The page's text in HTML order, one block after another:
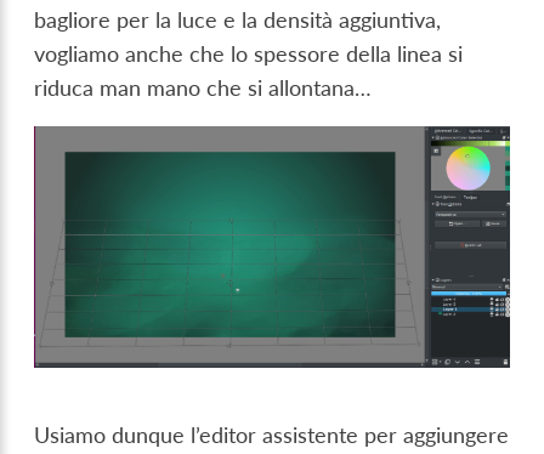
bagliore per la luce e la densità aggiuntiva,
vogliamo anche che lo spessore della linea si
riduca man mano che si allontana…
Usiamo dunque l’editor assistente per aggiungere